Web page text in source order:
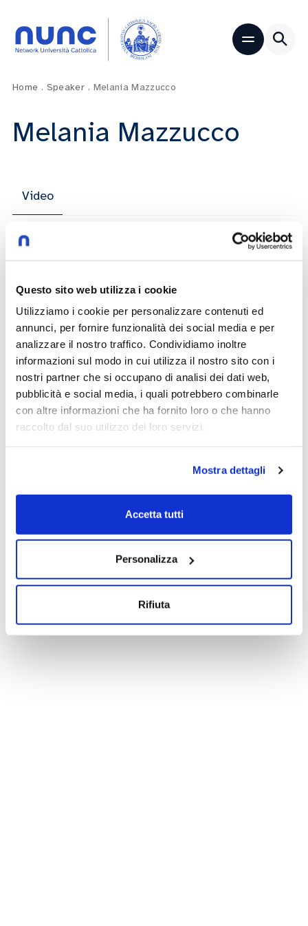
Questo sito web utilizza i cookie
Utilizziamo i cookie per personalizzare contenuti ed
annunci, per fornire funzionalità dei social media e per
analizzare il nostro traffico. Condividiamo inoltre
informazioni sul modo in cui utilizza il nostro sito con i
nostri partner che si occupano di analisi dei dati web,
pubblicità e social media, i quali potrebbero combinarle
con altre informazioni che ha fornito loro o che hanno
raccolto dal suo utilizzo dei loro servizi.
Mostra dettagli
Accetta tutti
Personalizza
Rifiuta
Home . Speaker . Melania Mazzucco
Melania Mazzucco
Video
Leonardo
Melania Mazzucco
14/03/2024